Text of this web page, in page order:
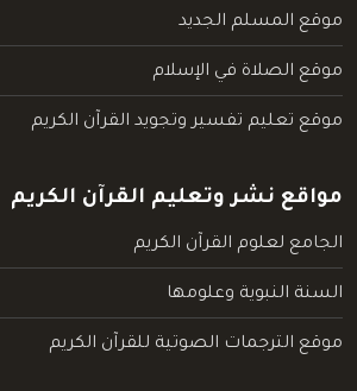
موقع المسلم الجديد
موقع الصلاة في الإسلام
موقع تعليم تفسير وتجويد القرآن الكريم
مواقع نشر وتعليم القرآن الكريم
الجامع لعلوم القرآن الكريم
السنة النبوية وعلومها
موقع الترجمات الصوتية للقرآن الكريم